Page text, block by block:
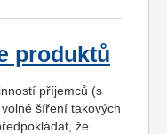
produktů
příjemců (s
šíření takových
že